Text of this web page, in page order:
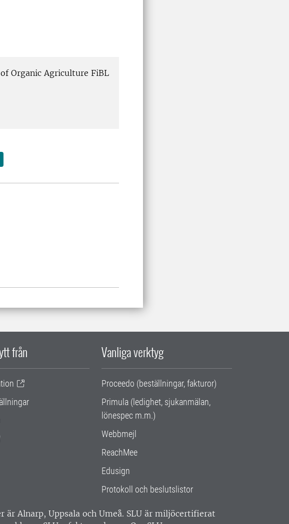
Organic Agriculture FiBL
från Vanliga verktyg
Proceedo (beställningar, fakturor)
Primula (ledighet, sjukanmälan,
lönespec m.m.)
Webbmejl
ReachMee
Edusign
Protokoll och beslutslistor
är Alnarp, Uppsala och Umeå. SLU är miljöcertifierat